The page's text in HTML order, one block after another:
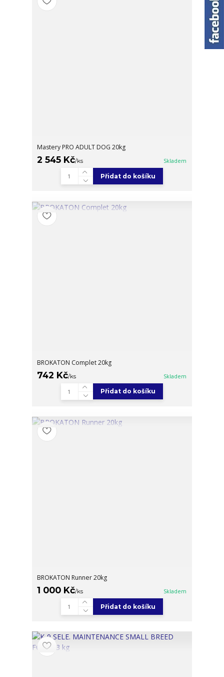
Mastery PRO ADULT DOG 20kg
2 545 Kč/ks Skladem
Přidat do košíku
BROKATON Complet 20kg
742 Kč/ks Skladem
Přidat do košíku
BROKATON Runner 20kg
1 000 Kč/ks Skladem
Přidat do košíku